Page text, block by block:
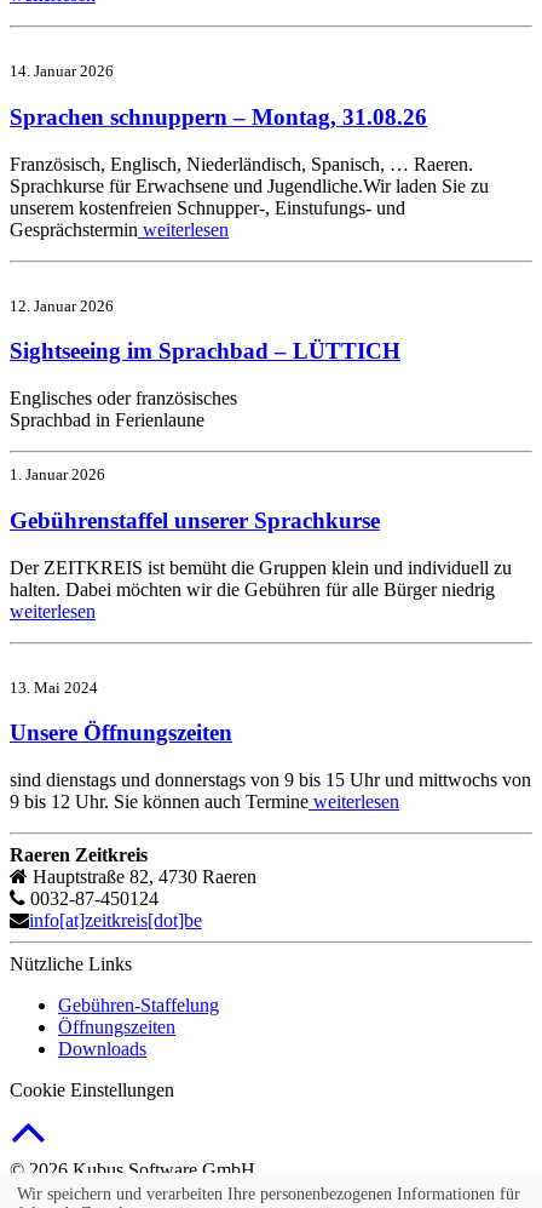
14. Januar 2026
Sprachen schnuppern – Montag, 31.08.26
Französisch, Englisch, Niederländisch, Spanisch, … Raeren.
Sprachkurse für Erwachsene und Jugendliche.Wir laden Sie zu
unserem kostenfreien Schnupper-, Einstufungs- und
Gesprächstermin weiterlesen
12. Januar 2026
Sightseeing im Sprachbad – LÜTTICH
Englisches oder französisches
Sprachbad in Ferienlaune
1. Januar 2026
Gebührenstaffel unserer Sprachkurse
Der ZEITKREIS ist bemüht die Gruppen klein und individuell zu
halten. Dabei möchten wir die Gebühren für alle Bürger niedrig
weiterlesen
13. Mai 2024
Unsere Öffnungszeiten
sind dienstags und donnerstags von 9 bis 15 Uhr und mittwochs von
9 bis 12 Uhr. Sie können auch Termine weiterlesen
Raeren Zeitkreis
Hauptstraße 82, 4730 Raeren
0032-87-450124
info[at]zeitkreis[dot]be
Nützliche Links
Gebühren-Staffelung
Öffnungszeiten
Downloads
Cookie Einstellungen
© 2026 Kubus Software GmbH
Wir speichern und verarbeiten Ihre personenbezogenen Informationen für